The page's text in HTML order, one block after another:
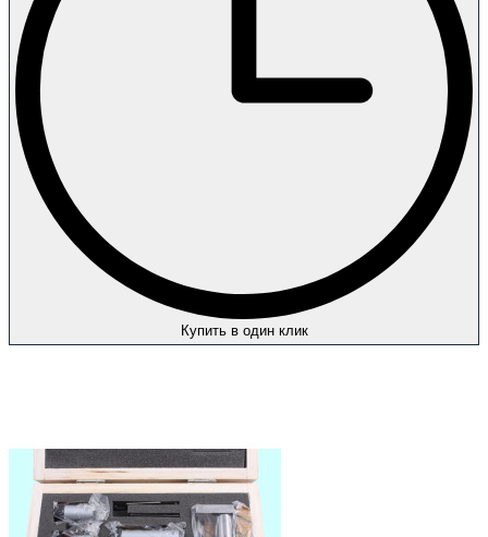
Купить в один клик